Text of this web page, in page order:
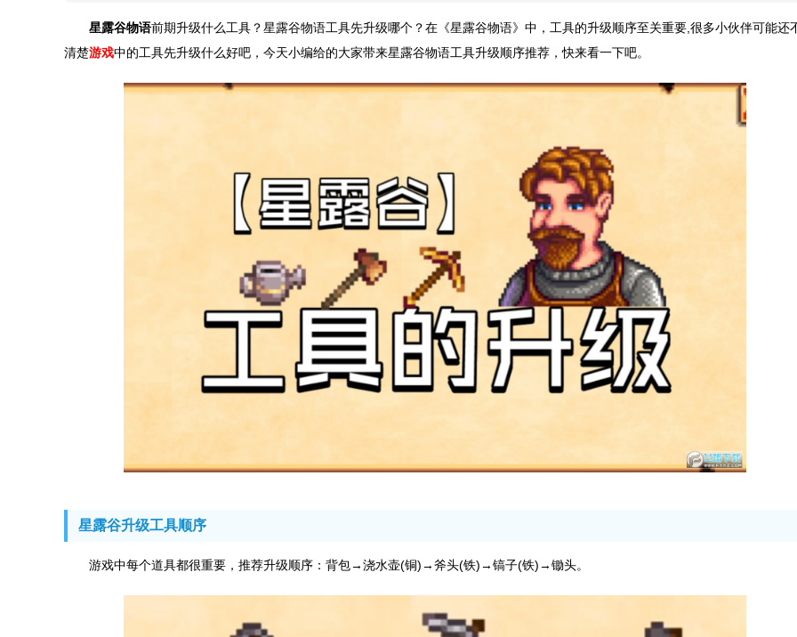
星露谷物语前期升级什么工具？星露谷物语工具先升级哪个？在《星露谷物语》中，工具的升级顺序至关重要,很多小伙伴可能还
清楚游戏中的工具先升级什么好吧，今天小编给的大家带来星露谷物语工具升级顺序推荐，快来看一下吧。
星露谷升级工具顺序
游戏中每个道具都很重要，推荐升级顺序：背包→浇水壶(铜)→斧头(铁)→镐子(铁)→锄头。